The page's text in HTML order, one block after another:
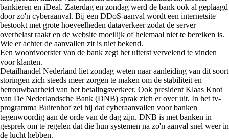
bankieren en iDeal. Zaterdag en zondag werd de bank ook al geplaagd
door zo'n cyberaanval. Bij een DDoS-aanval wordt een internetsite
bestookt met grote hoeveelheden dataverkeer zodat de server
overbelast raakt en de website moeilijk of helemaal niet te bereiken is.
Wie er achter de aanvallen zit is niet bekend.
Een woordvoerster van de bank zegt het uiterst vervelend te vinden
voor klanten.
Detailhandel Nederland liet zondag weten naar aanleiding van dit soort
storingen zich steeds meer zorgen te maken om de stabiliteit en
betrouwbaarheid van het betalingsverkeer. Ook president Klaas Knot
van De Nederlandsche Bank (DNB) sprak zich er over uit. In het tv-
programma Buitenhof zei hij dat cyberaanvallen voor banken
tegenwoordig aan de orde van de dag zijn. DNB is met banken in
gesprek om te regelen dat die hun systemen na zo'n aanval snel weer in
de lucht hebben.